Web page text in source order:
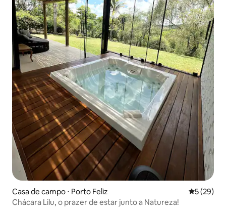
Casa de campo ⋅ Porto Feliz 5 de uma
5 (29)
Chácara Lilu, o prazer de estar junto a Natureza!